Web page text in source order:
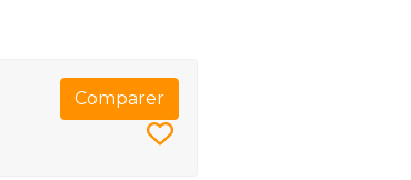
Comparer